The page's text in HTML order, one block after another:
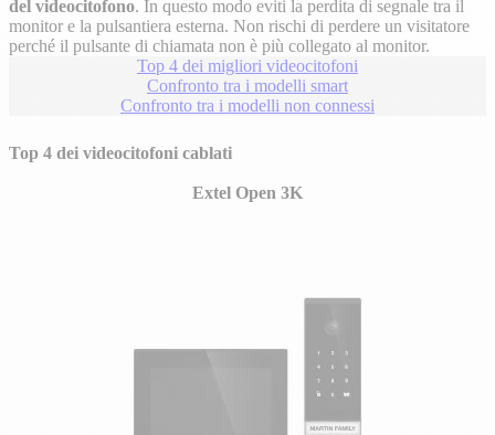
del videocitofono. In questo modo eviti la perdita di segnale tra il
monitor e la pulsantiera esterna. Non rischi di perdere un visitatore
perché il pulsante di chiamata non è più collegato al monitor.
Top 4 dei migliori videocitofoni
Confronto tra i modelli smart
Confronto tra i modelli non connessi
Top 4 dei videocitofoni cablati
Extel Open 3K